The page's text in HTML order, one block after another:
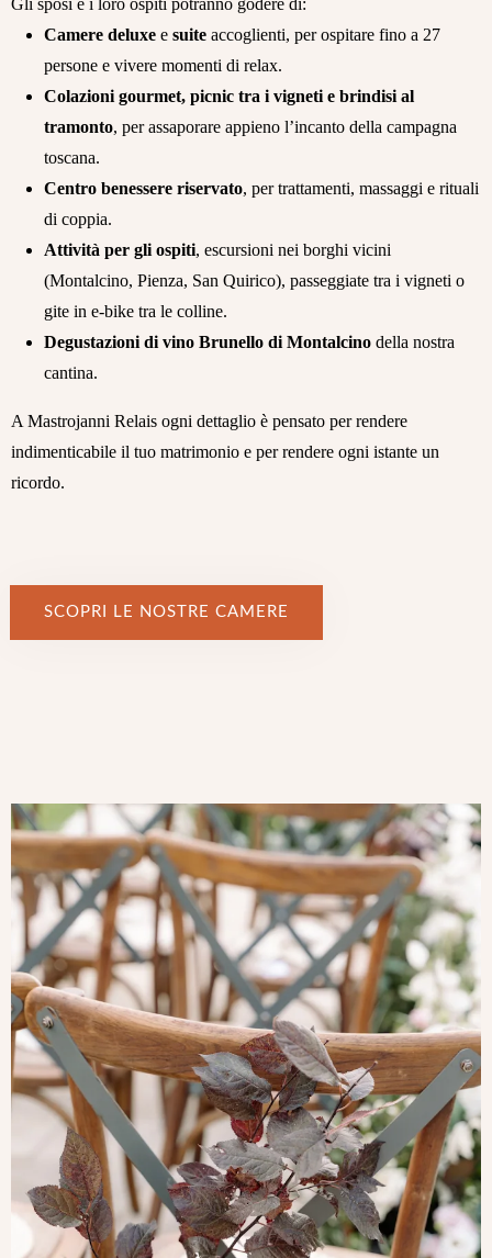
Gli sposi e i loro ospiti potranno godere di:
Camere deluxe e suite accoglienti, per ospitare fino a 27
persone e vivere momenti di relax.
Colazioni gourmet, picnic tra i vigneti e brindisi al
tramonto, per assaporare appieno l’incanto della campagna
toscana.
Centro benessere riservato, per trattamenti, massaggi e rituali
di coppia.
Attività per gli ospiti, escursioni nei borghi vicini
(Montalcino, Pienza, San Quirico), passeggiate tra i vigneti o
gite in e-bike tra le colline.
Degustazioni di vino Brunello di Montalcino della nostra
cantina.
A Mastrojanni Relais ogni dettaglio è pensato per rendere
indimenticabile il tuo matrimonio e per rendere ogni istante un
ricordo.
SCOPRI LE NOSTRE CAMERE